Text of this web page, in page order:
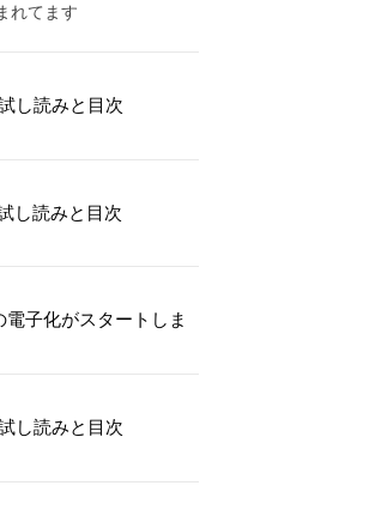
れてます
し読みと目次
し読みと目次
電子化がスタートしま
し読みと目次